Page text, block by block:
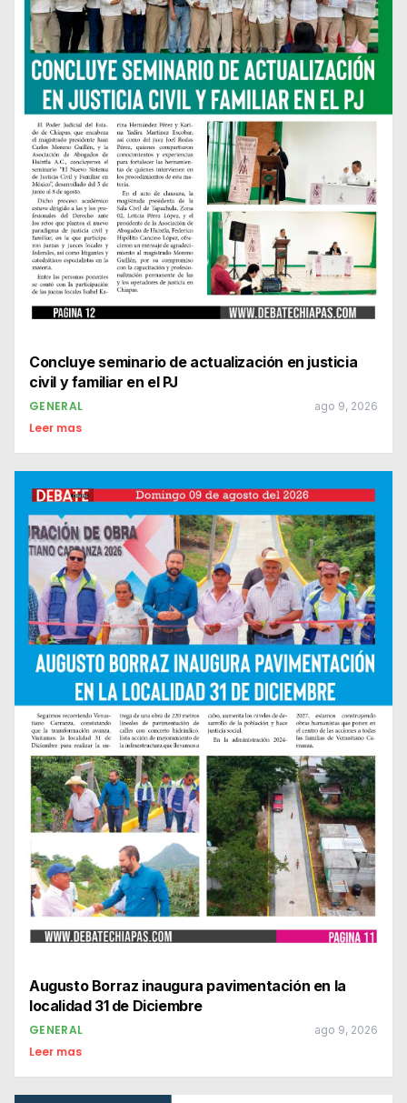
Concluye seminario de actualización en justicia
civil y familiar en el PJ
GENERAL ago 9, 2026
Leer mas
Augusto Borraz inaugura pavimentación en la
localidad 31 de Diciembre
GENERAL ago 9, 2026
Leer mas